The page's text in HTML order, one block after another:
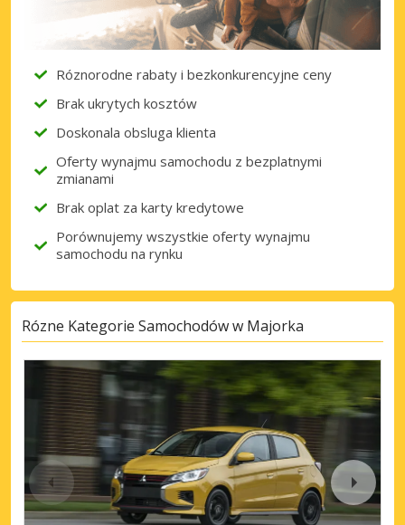
Róznorodne rabaty i bezkonkurencyjne ceny
Brak ukrytych kosztów
Doskonala obsluga klienta
Oferty wynajmu samochodu z bezplatnymi
zmianami
Brak oplat za karty kredytowe
Porównujemy wszystkie oferty wynajmu
samochodu na rynku
Rózne Kategorie Samochodów w Majorka